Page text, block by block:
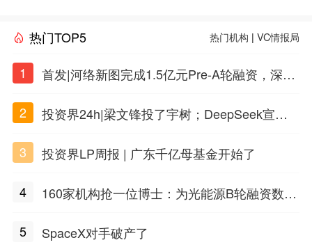
热门TOP5 热门机构 |VC情报局
1
首发|河络新图完成1.5亿元Pre-A轮融资，深耕i
2
投资界24h|梁文锋投了宇树；DeepSeek宣布
3
投资界LP周报 | 广东千亿母基金开始了
4
160家机构抢一位博士：为光能源B轮融资数亿
5
SpaceX对手破产了